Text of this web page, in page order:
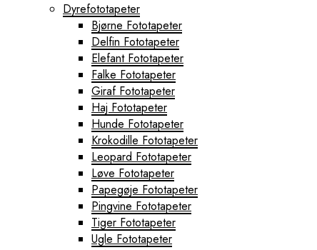
Dyrefototapeter
Bjørne Fototapeter
Delfin Fototapeter
Elefant Fototapeter
Falke Fototapeter
Giraf Fototapeter
Haj Fototapeter
Hunde Fototapeter
Krokodille Fototapeter
Leopard Fototapeter
Løve Fototapeter
Papegøje Fototapeter
Pingvine Fototapeter
Tiger Fototapeter
Ugle Fototapeter